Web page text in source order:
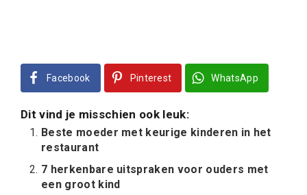
Facebook Pinterest WhatsApp
Dit vind je misschien ook leuk:
Beste moeder met keurige kinderen in het
restaurant
7 herkenbare uitspraken voor ouders met
een groot kind